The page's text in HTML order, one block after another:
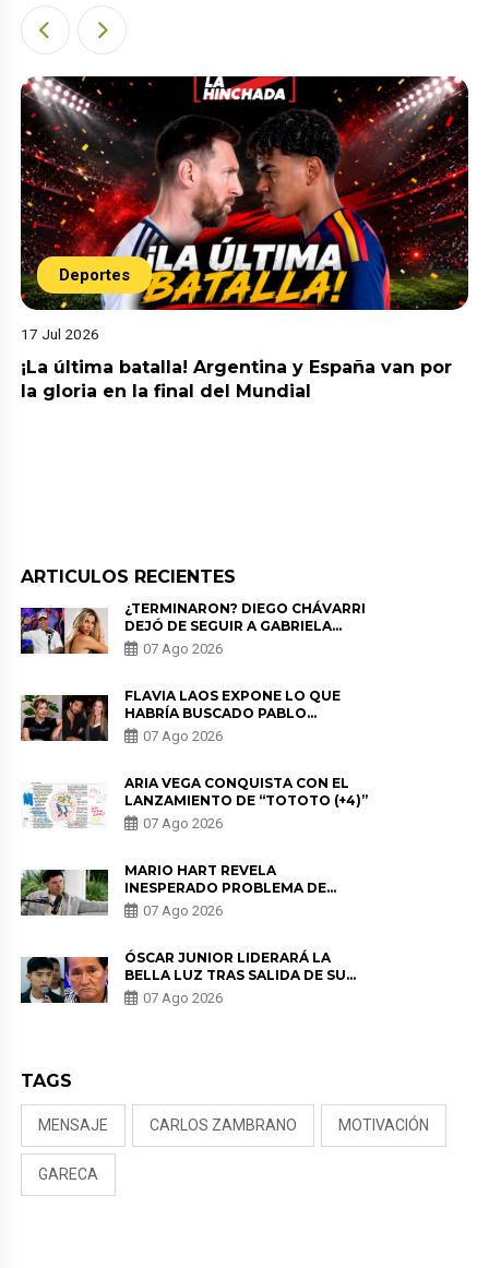
Deportes
17 Jul 2026
¡La última batalla! Argentina y España van por
la gloria en la final del Mundial
ARTICULOS RECIENTES
¿TERMINARON? DIEGO CHÁVARRI
DEJÓ DE SEGUIR A GABRIELA
HERRERA Y ANUNCIA SU SALIDA
DE PÓDCAST
07 Ago 2026
FLAVIA LAOS EXPONE LO QUE
HABRÍA BUSCADO PABLO
HEREDIA CON ALE FULLER: “UNA
DE LAS PARTES QUERÍA EL
07 Ago 2026
ARIA VEGA CONQUISTA CON EL
LANZAMIENTO DE “TOTOTO (+4)”
07 Ago 2026
MARIO HART REVELA
INESPERADO PROBLEMA DE
SALUD ANTES DE SEPARARSE DE
KORINA: “ME ENCONTRARON UN
07 Ago 2026
ÓSCAR JUNIOR LIDERARÁ LA
BELLA LUZ TRAS SALIDA DE SU
PADRE POR POLÉMICA CON
NALDY SALDAÑA
07 Ago 2026
TAGS
MENSAJE CARLOS ZAMBRANO MOTIVACIÓN
GARECA